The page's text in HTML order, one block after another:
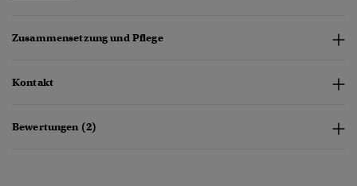
Zusammensetzung und Pflege
Kontakt
Bewertungen (2)